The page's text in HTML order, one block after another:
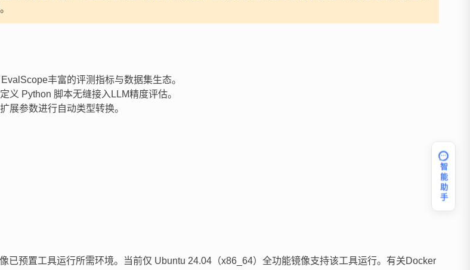
丰富的评测指标与数据集生态。
义 Python 脚本无缝接入LLM精度评估。
展参数进行自动类型转换。
已预置工具运行所需环境。当前仅 Ubuntu 24.04（x86_64）全功能镜像支持该工具运行。有关Docker
智能助手